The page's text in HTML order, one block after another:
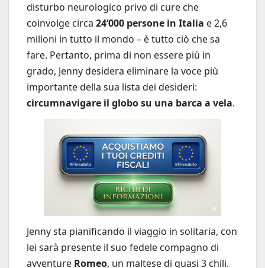
disturbo neurologico privo di cure che
coinvolge circa 24’000 persone in Italia e 2,6
milioni in tutto il mondo – è tutto ciò che sa
fare. Pertanto, prima di non essere più in
grado, Jenny desidera eliminare la voce più
importante della sua lista dei desideri:
circumnavigare il globo su una barca a vela.
Jenny sta pianificando il viaggio in solitaria, con
lei sarà presente il suo fedele compagno di
avventure Romeo, un maltese di quasi 3 chili.